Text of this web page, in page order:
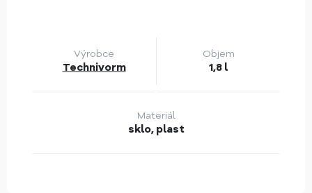
Výrobce
Technivorm
Objem
1,8 l
Materiál
sklo, plast